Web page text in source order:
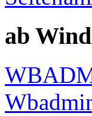
ab